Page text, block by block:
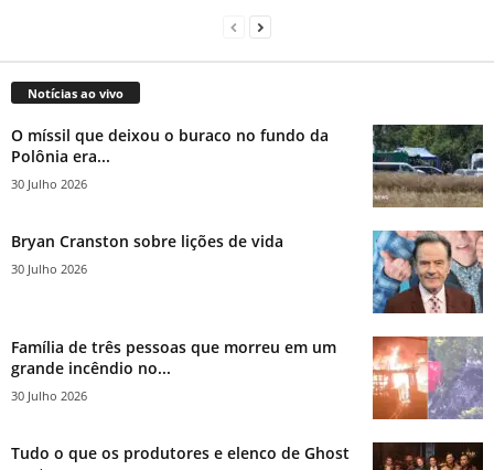
Notícias ao vivo
O míssil que deixou o buraco no fundo da
Polônia era...
30 Julho 2026
Bryan Cranston sobre lições de vida
30 Julho 2026
Família de três pessoas que morreu em um
grande incêndio no...
30 Julho 2026
Tudo o que os produtores e elenco de Ghost